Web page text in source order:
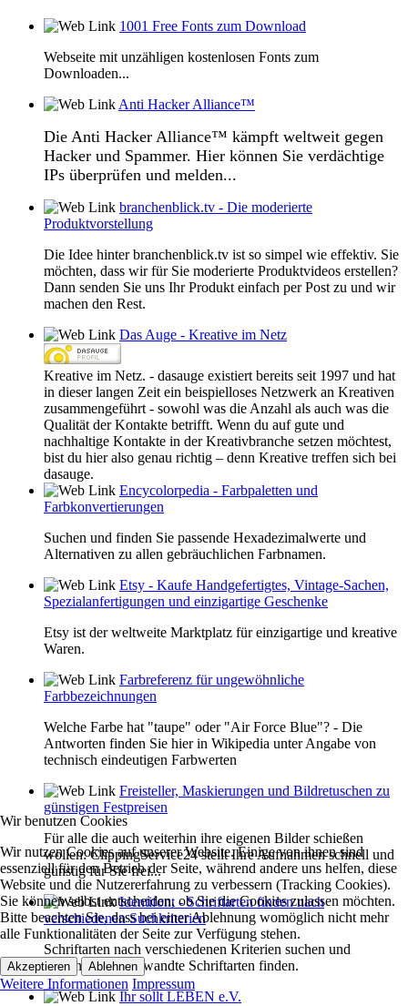
1001 Free Fonts zum Download
Webseite mit unzähligen kostenlosen Fonts zum
Downloaden...
Anti Hacker Alliance™
Die Anti Hacker Alliance™ kämpft weltweit gegen
Hacker und Spammer. Hier können Sie verdächtige
IPs überprüfen und melden...
branchenblick.tv - Die moderierte
Produktvorstellung
Die Idee hinter branchenblick.tv ist so simpel wie effektiv. Sie
möchten, dass wir für Sie moderierte Produktvideos erstellen?
Dann senden Sie uns Ihr Produkt einfach per Post zu und wir
machen den Rest.
Das Auge - Kreative im Netz
Kreative im Netz. - dasauge existiert bereits seit 1997 und hat
in dieser langen Zeit ein beispielloses Netzwerk an Kreativen
zusammengeführt - sowohl was die Anzahl als auch was die
Qualität der Kontakte betrifft. Wenn du auf gute und
nachhaltige Kontakte in der Kreativbranche setzen möchtest,
bist du hier also genau richtig – denn Kreative treffen sich bei
dasauge.
Encycolorpedia - Farbpaletten und
Farbkonvertierungen
Suchen und finden Sie passende Hexadezimalwerte und
Alternativen zu allen gebräuchlichen Farbnamen.
Etsy - Kaufe Handgefertigtes, Vintage-Sachen,
Spezialanfertigungen und einzigartige Geschenke
Etsy ist der weltweite Marktplatz für einzigartige und kreative
Waren.
Farbreferenz für ungewöhnliche
Farbbezeichnungen
Welche Farbe hat "taupe" oder "Air Force Blue"? - Die
Antworten finden Sie hier in Wikipedia unter Angabe von
technisch eindeutigen Farbwerten
Freisteller, Maskierungen und Bildretuschen zu
günstigen Festpreisen
Für alle die auch weiterhin ihre eigenen Bilder schießen
wollen: ClippingService24 stellt Ihre Aufnahmen schnell und
günstig für Sie frei...
Identifont - Schriftarten finden nach
verschiedenen Suchkriterien
Schriftarten nach verschiedenen Kriterien suchen und
passende und verwandte Schriftarten finden.
Ihr sollt LEBEN e.V.
Wir benutzen Cookies
Wir nutzen Cookies auf unserer Website. Einige von ihnen sind
essenziell für den Betrieb der Seite, während andere uns helfen, diese
Website und die Nutzererfahrung zu verbessern (Tracking Cookies).
Sie können selbst entscheiden, ob Sie die Cookies zulassen möchten.
Bitte beachten Sie, dass bei einer Ablehnung womöglich nicht mehr
alle Funktionalitäten der Seite zur Verfügung stehen.
Akzeptieren Ablehnen
Weitere Informationen Impressum